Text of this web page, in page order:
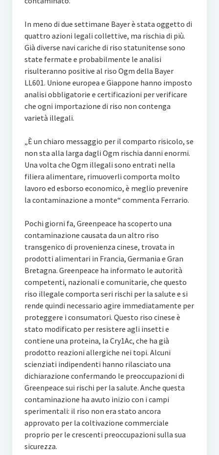
In meno di due settimane Bayer è stata oggetto di
quattro azioni legali collettive, ma rischia di più.
Già diverse navi cariche di riso statunitense sono
state fermate e probabilmente le analisi
risulteranno positive al riso Ogm della Bayer
LL601. Unione europea e Giappone hanno imposto
analisi obbligatorie e certificazioni per verificare
che ogni importazione di riso non contenga
varietà illegali.
„È un chiaro messaggio per il comparto risicolo, se
non sta alla larga dagli Ogm rischia danni enormi.
Una volta che Ogm illegali sono entrati nella
filiera alimentare, rimuoverli comporta molto
lavoro ed esborso economico, è meglio prevenire
la contaminazione a monte“ commenta Ferrario.
Pochi giorni fa, Greenpeace ha scoperto una
contaminazione causata da un altro riso
transgenico di provenienza cinese, trovata in
prodotti alimentari in Francia, Germania e Gran
Bretagna. Greenpeace ha informato le autorità
competenti, nazionali e comunitarie, che questo
riso illegale comporta seri rischi per la salute e si
rende quindi necessario agire immediatamente per
proteggere i consumatori. Questo riso cinese è
stato modificato per resistere agli insetti e
contiene una proteina, la Cry1Ac, che ha già
prodotto reazioni allergiche nei topi. Alcuni
scienziati indipendenti hanno rilasciato una
dichiarazione confermando le preoccupazioni di
Greenpeace sui rischi per la salute. Anche questa
contaminazione ha avuto inizio con i campi
sperimentali: il riso non era stato ancora
approvato per la coltivazione commerciale
proprio per le crescenti preoccupazioni sulla sua
sicurezza.